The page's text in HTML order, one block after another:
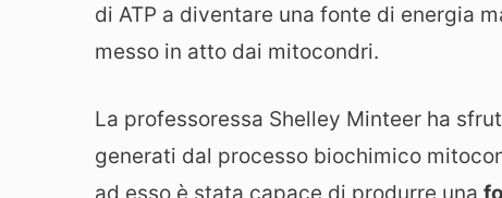
di ATP a diventare una fonte di energia
messo in atto dai mitocondri.
La professoressa Shelley Minteer ha
generati dal processo biochimico